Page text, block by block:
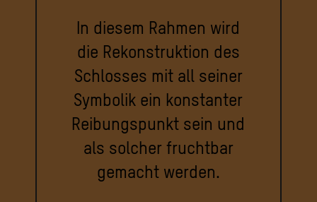
In diesem Rahmen wird
die Rekonstruktion des
Schlosses mit all seiner
Symbolik ein konstanter
Reibungspunkt sein und
als solcher fruchtbar
gemacht werden.